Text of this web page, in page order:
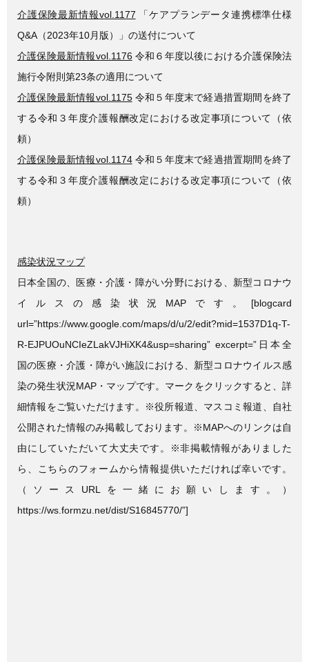
介護保険最新情報vol.1177 「ケアプランデータ連携標準仕様
Q&A（2023年10月版）」の送付について
介護保険最新情報vol.1176 令和６年度以後における介護保険法
施行令附則第23条の適用について
介護保険最新情報vol.1175令和５年度末で経過措置期間を終了
する令和３年度介護報酬改定における改定事項について（依
頼）
介護保険最新情報vol.1174令和５年度末で経過措置期間を終了
する令和３年度介護報酬改定における改定事項について（依
頼）
感染状況マップ
日本全国の、医療・介護・障がい分野における、新型コロナウ
イルスの感染状況MAPです。[blogcard
url=”https://www.google.com/maps/d/u/2/edit?mid=1537D1q-T-
R-EJPUOuNCIeZLakVJHiXK4&usp=sharing” excerpt=”日本全
国の医療・介護・障がい施設における、新型コロナウイルス感
染の発生状況MAP・マップです。マークをクリックすると、詳
細情報をご覧いただけます。※役所報道、マスコミ報道、自社
公開された情報のみ掲載しております。※MAPへのリンクは自
由にしていただいて大丈夫です。※非掲載情報がありました
ら、こちらのフォームから情報提供いただければ幸いです。
（ソースURLを一緒にお願いします。）
https://ws.formzu.net/dist/S16845770/”]